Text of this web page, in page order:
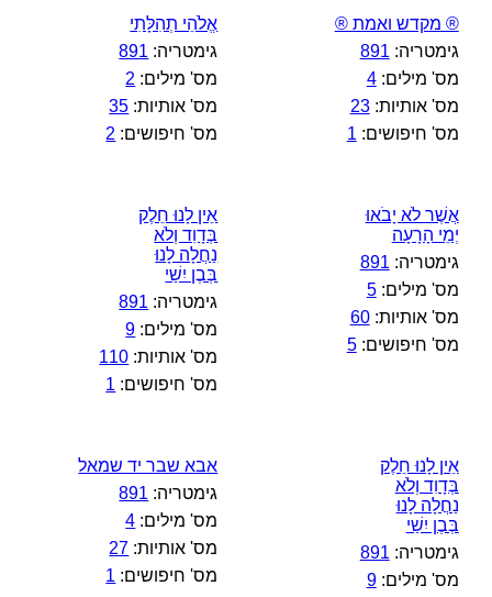
® מקדש ואמת ®
גימטריה: 891
מס' מילים:4
מס' אותיות:23
מס' חיפושים: 1
אֱלֹהֵי תְהִלָּתִי
גימטריה: 891
מס' מילים: 2
מס' אותיות: 35
מס' חיפושים: 2
אֲשֶׁר לֹא יָבֹאוּ
יְמֵי הָרָעָה
גימטריה: 891
מס' מילים:5
מס' אותיות:60
מס' חיפושים:5
אֵין לָנוּ חֵלֶק
בְּדָוִד וְלֹא
נַחֲלָה לָנוּ
בְּבֶן יִשַׁי
גימטריה: 891
מס' מילים: 9
מס' אותיות: 110
מס' חיפושים: 1
אֵין לָנוּ חֵלֶק
בְּדָוִד וְלֹא
נַחֲלָה לָנוּ
בְּבֶן יִשַׁי
גימטריה: 891
מס' מילים:9
אבא שבר יד שמאל
גימטריה: 891
מס' מילים: 4
מס' אותיות: 27
מס' חיפושים: 1